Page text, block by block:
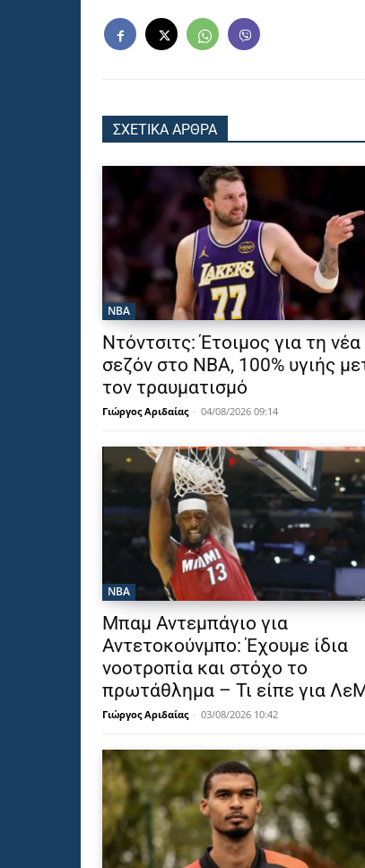
ΣΧΕΤΙΚΑ ΑΡΘΡΑ
NBA
Ντόντσιτς: Έτοιμος για τη νέα
σεζόν στο ΝΒΑ, 100% υγιής
τον τραυματισμό
Γιώργος Αριδαίας - 04/08/2026 09:14
NBA
Μπαμ Αντεμπάγιο για
Αντετοκούνμπο: Έχουμε ίδια
νοοτροπία και στόχο το
πρωτάθλημα – Τι είπε για
Γιώργος Αριδαίας - 03/08/2026 10:42